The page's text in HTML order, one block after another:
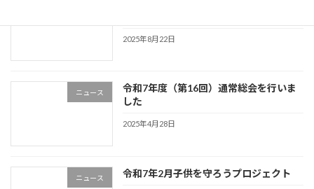
2025年8月22日
ニュース
令和7年度（第16回）通常総会を行いま
した
2025年4月28日
ニュース 令和7年2月子供を守ろうプロジェクト